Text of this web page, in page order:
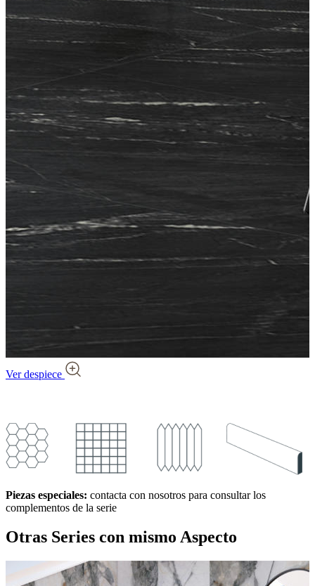
Ver despiece
Piezas especiales: contacta con nosotros para consultar los
complementos de la serie
Otras Series con mismo Aspecto